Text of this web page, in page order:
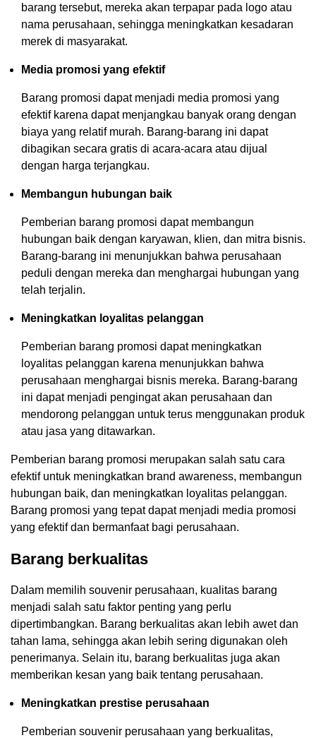
barang tersebut, mereka akan terpapar pada logo atau
nama perusahaan, sehingga meningkatkan kesadaran
merek di masyarakat.
Media promosi yang efektif
Barang promosi dapat menjadi media promosi yang
efektif karena dapat menjangkau banyak orang dengan
biaya yang relatif murah. Barang-barang ini dapat
dibagikan secara gratis di acara-acara atau dijual
dengan harga terjangkau.
Membangun hubungan baik
Pemberian barang promosi dapat membangun
hubungan baik dengan karyawan, klien, dan mitra bisnis.
Barang-barang ini menunjukkan bahwa perusahaan
peduli dengan mereka dan menghargai hubungan yang
telah terjalin.
Meningkatkan loyalitas pelanggan
Pemberian barang promosi dapat meningkatkan
loyalitas pelanggan karena menunjukkan bahwa
perusahaan menghargai bisnis mereka. Barang-barang
ini dapat menjadi pengingat akan perusahaan dan
mendorong pelanggan untuk terus menggunakan produk
atau jasa yang ditawarkan.
Pemberian barang promosi merupakan salah satu cara
efektif untuk meningkatkan brand awareness, membangun
hubungan baik, dan meningkatkan loyalitas pelanggan.
Barang promosi yang tepat dapat menjadi media promosi
yang efektif dan bermanfaat bagi perusahaan.
Barang berkualitas
Dalam memilih souvenir perusahaan, kualitas barang
menjadi salah satu faktor penting yang perlu
dipertimbangkan. Barang berkualitas akan lebih awet dan
tahan lama, sehingga akan lebih sering digunakan oleh
penerimanya. Selain itu, barang berkualitas juga akan
memberikan kesan yang baik tentang perusahaan.
Meningkatkan prestise perusahaan
Pemberian souvenir perusahaan yang berkualitas,